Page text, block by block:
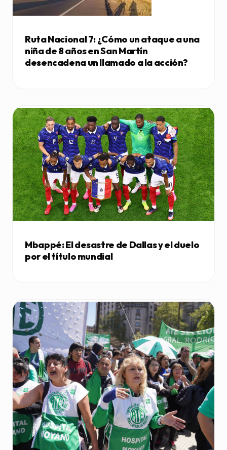
Ruta Nacional 7: ¿Cómo un ataque a una
niña de 8 años en San Martín
desencadena un llamado a la acción?
Mbappé: El desastre de Dallas y el duelo
por el título mundial